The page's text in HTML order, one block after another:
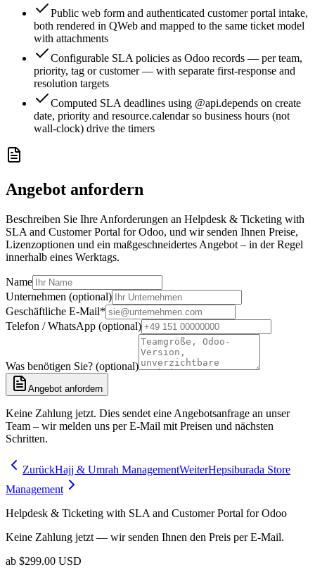
Public web form and authenticated customer portal intake,
both rendered in QWeb and mapped to the same ticket model
with attachments
Configurable SLA policies as Odoo records — per team,
priority, tag or customer — with separate first-response and
resolution targets
Computed SLA deadlines using @api.depends on create
date, priority and resource.calendar so business hours (not
wall-clock) drive the timers
Angebot anfordern
Beschreiben Sie Ihre Anforderungen an Helpdesk & Ticketing with
SLA and Customer Portal for Odoo, und wir senden Ihnen Preise,
Lizenzoptionen und ein maßgeschneidertes Angebot – in der Regel
innerhalb eines Werktags.
Name
Unternehmen (optional)
Geschäftliche E-Mail*
Telefon / WhatsApp (optional)
Was benötigen Sie? (optional)
Angebot anfordern
Keine Zahlung jetzt. Dies sendet eine Angebotsanfrage an unser
Team – wir melden uns per E-Mail mit Preisen und nächsten
Schritten.
ZurückHajj & Umrah ManagementWeiterHepsiburada Store
Management
Helpdesk & Ticketing with SLA and Customer Portal for Odoo
Keine Zahlung jetzt — wir senden Ihnen den Preis per E-Mail.
ab $299.00 USD